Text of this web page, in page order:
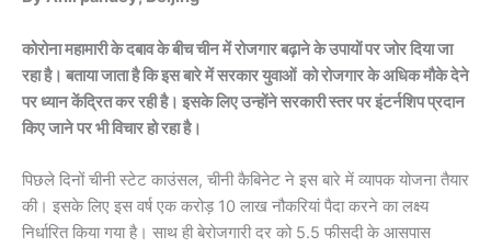
कोरोना महामारी के दबाव के बीच चीन में रोजगार बढ़ाने के उपायों पर जोर दिया जा
रहा है। बताया जाता है कि इस बारे में सरकार युवाओं को रोजगार के अधिक मौके देने
पर ध्यान केंद्रित कर रही है। इसके लिए उन्होंने सरकारी स्तर पर इंटर्नशिप प्रदान
किए जाने पर भी विचार हो रहा है।
पिछले दिनों चीनी स्टेट काउंसल, चीनी कैबिनेट ने इस बारे में व्यापक योजना तैयार
की। इसके लिए इस वर्ष एक करोड़ 10 लाख नौकरियां पैदा करने का लक्ष्य
निर्धारित किया गया है। साथ ही बेरोजगारी दर को 5.5 फीसदी के आसपास